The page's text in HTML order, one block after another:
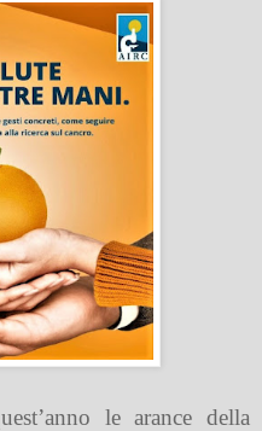
le arance della